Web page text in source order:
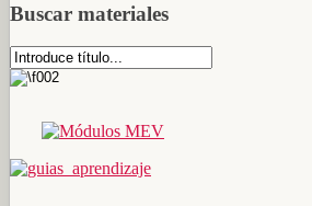
Buscar materiales